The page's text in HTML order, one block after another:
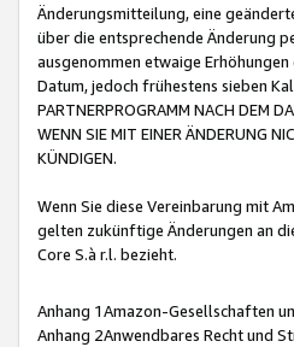
Änderungsmitteilung, eine
über die entsprechende Änderung
ausgenommen etwaige
Datum, jedoch frühestens sieben
PARTNERPROGRAMM NACH DEM
WENN SIE MIT EINER ÄNDERUNG
KÜNDIGEN.
Wenn Sie diese Vereinbarung mit
gelten zukünftige Änderungen an
Core S.à r.l. bezieht.
Anhang 1Amazon-Gesellschaften
Anhang 2Anwendbares Recht und